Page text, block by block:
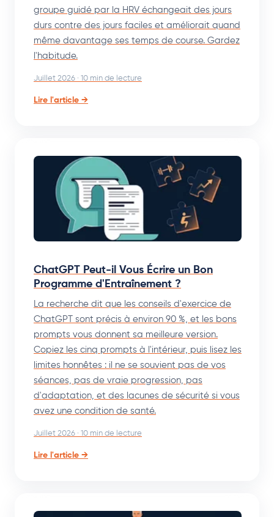
groupe guidé par la HRV échangeait des jours
durs contre des jours faciles et améliorait quand
même davantage ses temps de course. Gardez
l'habitude.
Juillet 2026 · 10 min de lecture
Lire l'article →
ChatGPT Peut-il Vous Écrire un Bon
Programme d'Entraînement ?
La recherche dit que les conseils d'exercice de
ChatGPT sont précis à environ 90 %, et les bons
prompts vous donnent sa meilleure version.
Copiez les cinq prompts à l'intérieur, puis lisez les
limites honnêtes : il ne se souvient pas de vos
séances, pas de vraie progression, pas
d'adaptation, et des lacunes de sécurité si vous
avez une condition de santé.
Juillet 2026 · 10 min de lecture
Lire l'article →